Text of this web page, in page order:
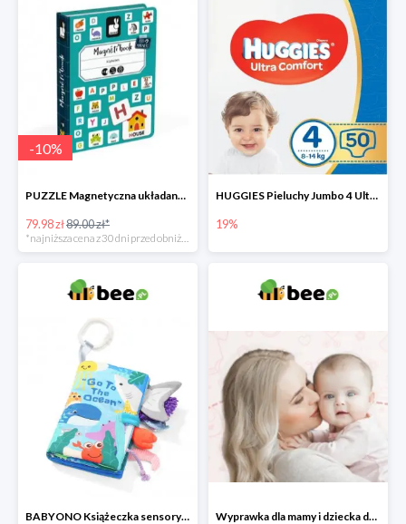
-10%
PUZZLE Magnetyczna układanka Alfabet
79.98 zł89.00 zł*
HUGGIES Pieluchy Jumbo 4 Ultra Comfort -19%
19%
BABYONO Książeczka sensoryczna Go To The Ocean -28% Wyprawka dla mamy i dziecka do -25%